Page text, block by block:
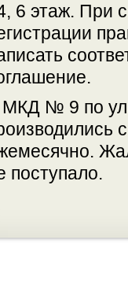
6 этаж. При
№ 9 по ул.
поступало.